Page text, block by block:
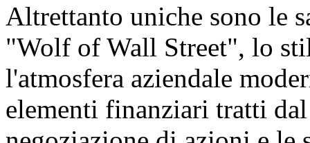
Altrettanto uniche sono le
"Wolf of Wall Street", lo
l'atmosfera aziendale
elementi finanziari tratti